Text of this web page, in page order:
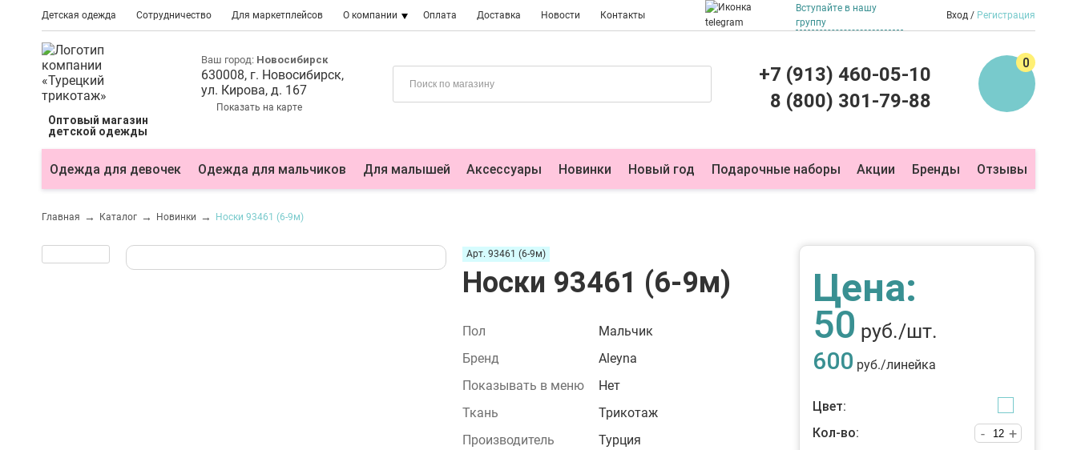
Детская одежда Сотрудничество Для маркетплейсов О компании Оплата Доставка Новости Контакты
Вступайте в нашу
группу
Вход Регистрация
Оптовый магазин
детской одежды
Ваш город: Новосибирск
630008, г. Новосибирск,
ул. Кирова, д. 167
Показать на карте
+7 (913) 460-05-10
8 (800) 301-79-88
0
Одежда для девочек Одежда для мальчиков Для малышей Аксессуары Новинки Новый год Подарочные наборы Акции Бренды Отзывы
Главная Каталог Новинки Носки 93461 (6-9м)
Арт. 93461 (6-9м)
Носки 93461 (6-9м)
Пол
Мальчик
Бренд
Aleyna
Показывать в меню
Нет
Ткань
Трикотаж
Производитель
Турция
Цена:
50 руб./шт.
600 руб./линейка
Цвет:
Кол-во:
+
-